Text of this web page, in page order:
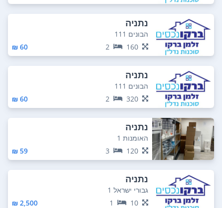
נתניה
הבונים 111
160
2
60 ₪
נתניה
הבונים 111
320
2
60 ₪
נתניה
האומנות 1
120
3
59 ₪
נתניה
גבורי ישראל 1
10
1
2,500 ₪